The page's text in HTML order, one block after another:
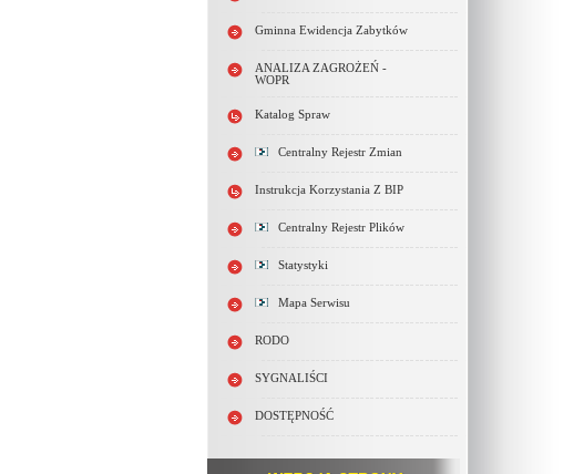
Gminna Ewidencja Zabytków
ANALIZA ZAGROŻEŃ -
WOPR
Katalog Spraw
Centralny Rejestr Zmian
Instrukcja Korzystania Z BIP
Centralny Rejestr Plików
Statystyki
Mapa Serwisu
RODO
SYGNALIŚCI
DOSTĘPNOŚĆ